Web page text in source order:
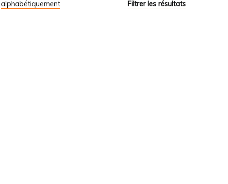
Filtrer les résultats
alphabétiquement